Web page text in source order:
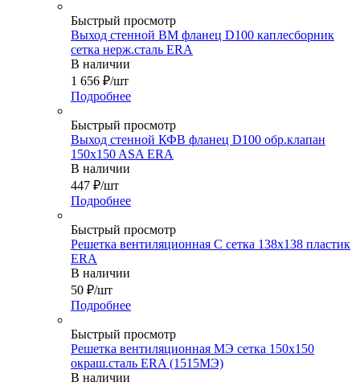
Быстрый просмотр
Выход стенной ВМ фланец D100 каплесборник
сетка нерж.сталь ERA
В наличии
1 656 ₽/шт
Подробнее
Быстрый просмотр
Выход стенной КФВ фланец D100 обр.клапан
150x150 ASA ERA
В наличии
447 ₽/шт
Подробнее
Быстрый просмотр
Решетка вентиляционная С сетка 138х138 пластик
ERA
В наличии
50 ₽/шт
Подробнее
Быстрый просмотр
Решетка вентиляционная МЭ сетка 150х150
окраш.сталь ERA (1515МЭ)
В наличии